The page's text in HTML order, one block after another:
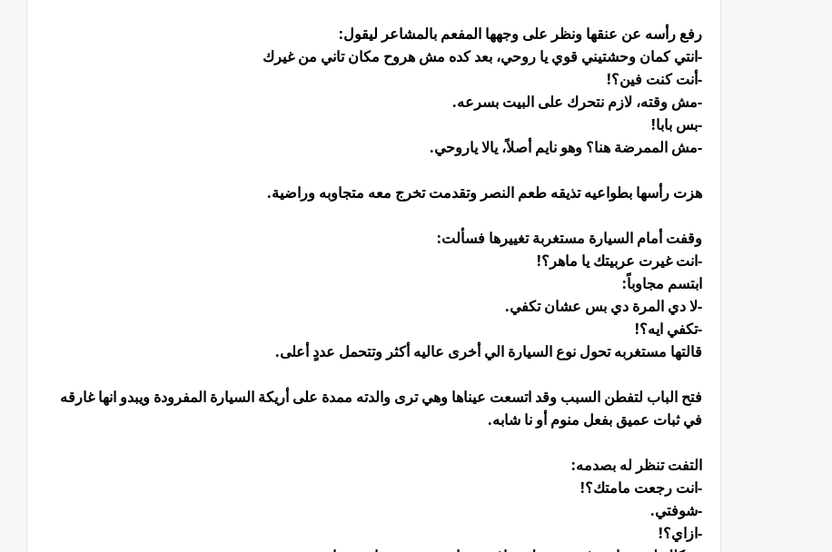
رفع رأسه عن عنقها ونظر على وجهها المفعم بالمشاعر ليقول:
-انتي كمان وحشتيني قوي يا روحي، بعد كده مش هروح مكان تاني من غيرك
-أنت كنت فين؟!
-مش وقته، لازم نتحرك على البيت بسرعه.
-بس بابا!
-مش الممرضة هنا؟ وهو نايم أصلاً، يالا ياروحي.
هزت رأسها بطواعيه تذيقه طعم النصر وتقدمت تخرج معه متجاوبه وراضية.
وقفت أمام السيارة مستغربة تغييرها فسألت:
-انت غيرت عربيتك يا ماهر؟!
ابتسم مجاوباً:
-لا دي المرة دي بس عشان تكفي.
-تكفي ايه؟!
قالتها مستغربه تحول نوع السيارة الي أخرى عاليه أكثر وتتحمل عددٍ أعلى.
فتح الباب لتفطن السبب وقد اتسعت عيناها وهي ترى والدته ممدة على أريكة السيارة المفرودة ويبدو انها غارقه
في ثبات عميق بفعل منوم أو نا شابه.
التفت تنظر له بصدمه:
-انت رجعت مامتك؟!
-شوفتي.
-ازاي؟!